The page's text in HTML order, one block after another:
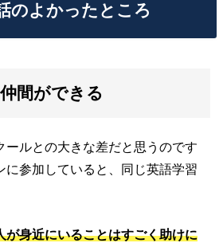
のよかったところ
間ができる
ールとの大きな差だと思うのです
に参加していると、同じ英語学習
が身近にいることはすごく助けに